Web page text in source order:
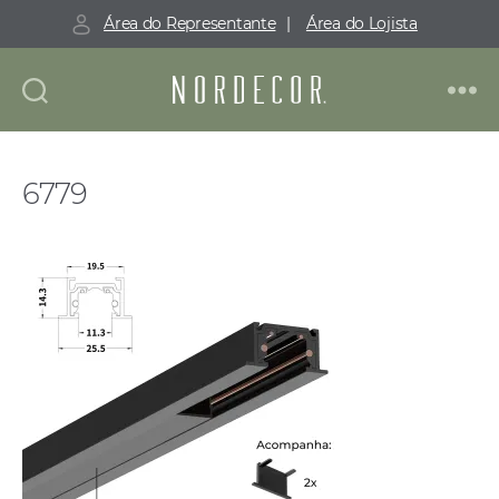
Área do Representante | Área do Lojista
Nordecor
6779